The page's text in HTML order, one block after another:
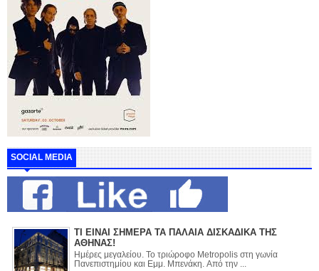
SOCIAL MEDIA
ΤΙ ΕΙΝΑΙ ΣΗΜΕΡΑ ΤΑ ΠΑΛΑΙΑ ΔΙΣΚΑΔΙΚΑ ΤΗΣ
ΑΘΗΝΑΣ!
Ημέρες μεγαλείου. Το τριώροφο Metropolis στη γωνία
Πανεπιστημίου και Εμμ. Μπενάκη. Από την ...